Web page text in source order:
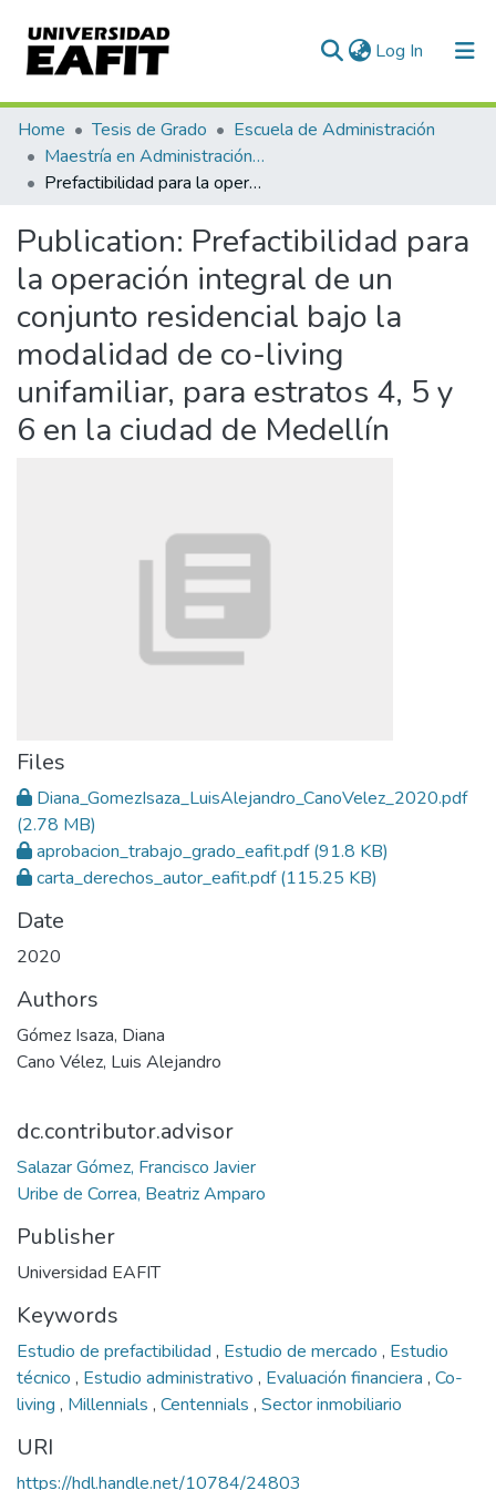
Log In (current)
Communities & Collections
All of DSpace
Home Tesis de Grado
Escuela de Administración
Maestría en Administración - MBA (tesis)
Prefactibilidad para la operación integral de un conjunto residencial bajo la modalidad de co-living unifamiliar, para estratos 4, 5 y 6 en la ciudad de Medellín
Publication: Prefactibilidad para
la operación integral de un
conjunto residencial bajo la
modalidad de co-living
unifamiliar, para estratos 4, 5 y
6 en la ciudad de Medellín
Files
Diana_GomezIsaza_LuisAlejandro_CanoVelez_2020.pdf
(2.78 MB)
aprobacion_trabajo_grado_eafit.pdf(91.8 KB)
carta_derechos_autor_eafit.pdf(115.25 KB)
Date
2020
Authors
Gómez Isaza, Diana
Cano Vélez, Luis Alejandro
dc.contributor.advisor
Salazar Gómez, Francisco Javier
Uribe de Correa, Beatriz Amparo
Publisher
Universidad EAFIT
Keywords
Estudio de prefactibilidad , Estudio de mercado , Estudio
técnico , Estudio administrativo , Evaluación financiera , Co-
living , Millennials , Centennials , Sector inmobiliario
URI
https://hdl.handle.net/10784/24803